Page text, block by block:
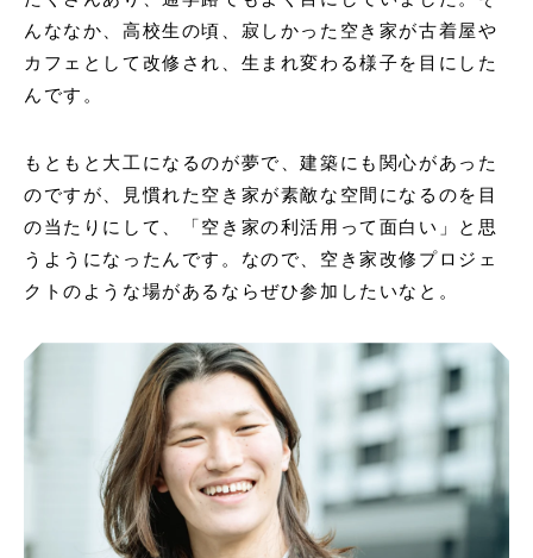
んななか、高校生の頃、寂しかった空き家が古着屋や
カフェとして改修され、生まれ変わる様子を目にした
んです。
もともと大工になるのが夢で、建築にも関心があった
のですが、見慣れた空き家が素敵な空間になるのを目
の当たりにして、「空き家の利活用って面白い」と思
うようになったんです。なので、空き家改修プロジェ
クトのような場があるならぜひ参加したいなと。